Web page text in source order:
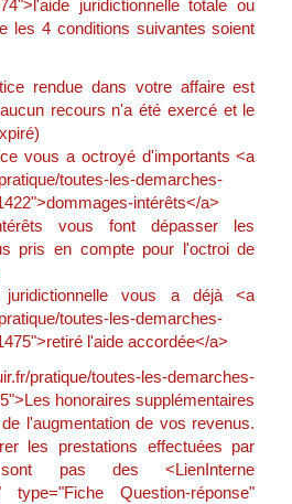
juridictionnelle totale ou
les 4 conditions suivantes soient
rendue dans votre affaire est
recours n'a été exercé et le
vous a octroyé d'importants <a
toutes-les-demarches-
intérêts</a>
vous font dépasser les
pris en compte pour l'octroi de
vous a déjà <a
toutes-les-demarches-
l'aide accordée</a>
pratique/toutes-les-demarches-
honoraires supplémentaires
l'augmentation de vos revenus.
les prestations effectuées par
pas des <LienInterne
type="Fiche Question-réponse"